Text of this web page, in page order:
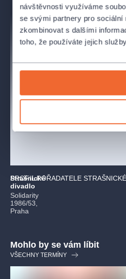
návštěvnosti využíváme
se svými partnery pro sociální
zkombinovat s dalšími
toho, že používáte jejich
Strašnické
divadlo
Solidarity
1986/53,
Praha
PROFIL POŘADATELE
Mohlo by se vám líbit
VŠECHNY TERMÍNY